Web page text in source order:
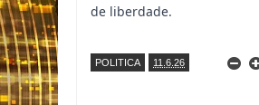
de liberdade.
POLITICA 11.6.26